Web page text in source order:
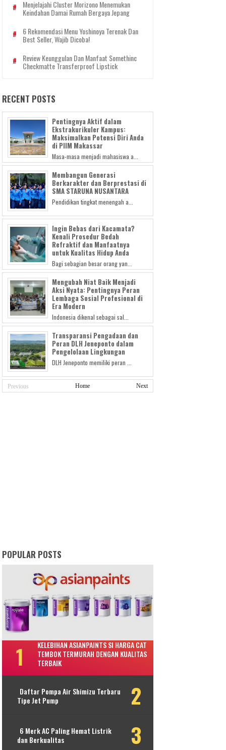
Menjelajahi Cluster Morizono Menemukan
Keindahan Damai Rumah Bergaya Jepang
6 Rekomendasi Menu Yoshinoya Terenak Dan
Best Seller, Wajib Dicoba!
Review Keunggulan Dan Manfaat Somethinc
Checkmatte Transferproof Lipstick
RECENT POSTS
Pentingnya Aktif dalam
Ekstrakurikuler Kampus:
Maksimalkan Potensi Diri Anda
di PIIM Makassar
Masa-masa menjadi mahasiswa a...
Membangun Generasi
Berkarakter dan Berprestasi di
SMA STARUNA NUSANTARA
Pendidikan tingkat menengah a...
Ingin Bebas dari Kacamata?
Kenali Prosedur Bedah
Refraktif dan Manfaatnya
untuk Kualitas Hidup Anda
Bagi sebagian besar orang yan...
Mengubah Niat Baik Menjadi
Aksi Nyata: Pentingnya Peran
Lembaga Sosial Profesional di
Era Modern
Indonesia dikenal sebagai sal...
Transparansi Pengadaan dan
Peran DLH Jeneponto dalam
Pengelolaan Lingkungan
DLH Jeneponto memiliki peran ...
Previous Next
Home
POPULAR POSTS
KELEBIHAN ASIANPAINTS SI HARGA CAT
TEMBOK TERMURAH DENGAN KUALITAS
TERBAIK
Daftar Pompa Air Shimizu Terbaru
Tipe Jet Pump
6 Merk AC Paling Hemat Listrik
dan Berkualitas